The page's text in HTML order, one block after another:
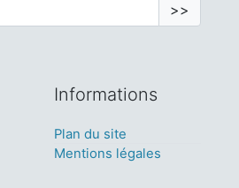
>>
Informations
Plan du site
Mentions légales